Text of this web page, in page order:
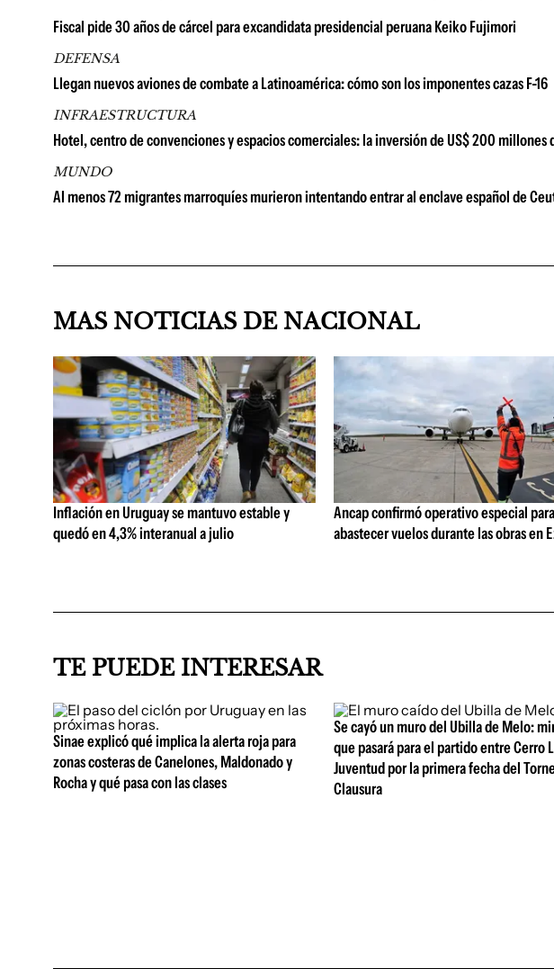
Fiscal pide 30 años de cárcel para excandidata presidencial peruana Keiko Fujimori
DEFENSA
Llegan nuevos aviones de combate a Latinoamérica: cómo son los imponentes cazas F-16
INFRAESTRUCTURA
Hotel, centro de convenciones y espacios comerciales: la inversión de US$ 200 millones
MUNDO
Al menos 72 migrantes marroquíes murieron intentando entrar al enclave español de
MAS NOTICIAS DE NACIONAL
Inflación en Uruguay se mantuvo estable y
quedó en 4,3% interanual a julio
Ancap confirmó operativo especial para
abastecer vuelos durante las obras en
TE PUEDE INTERESAR
Sinae explicó qué implica la alerta roja para
zonas costeras de Canelones, Maldonado y
Rocha y qué pasa con las clases
Se cayó un muro del Ubilla de Melo:
que pasará para el partido entre Cerro
Juventud por la primera fecha del
Clausura